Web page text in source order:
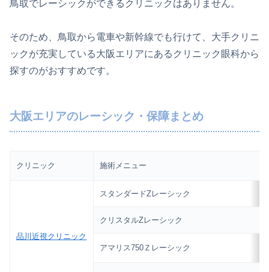
鳥取でレーシックができるクリニックはありません。
そのため、鳥取から電車や新幹線でも行けて、大手クリニ
ックが充実している大阪エリアにあるクリニック眼科から
探すのがおすすめです。
大阪エリアのレーシック・保障まとめ
クリニック 施術メニュー
品川近視クリニック
スタンダードZレーシック
クリスタルZレーシック
アマリス750Ｚレーシック